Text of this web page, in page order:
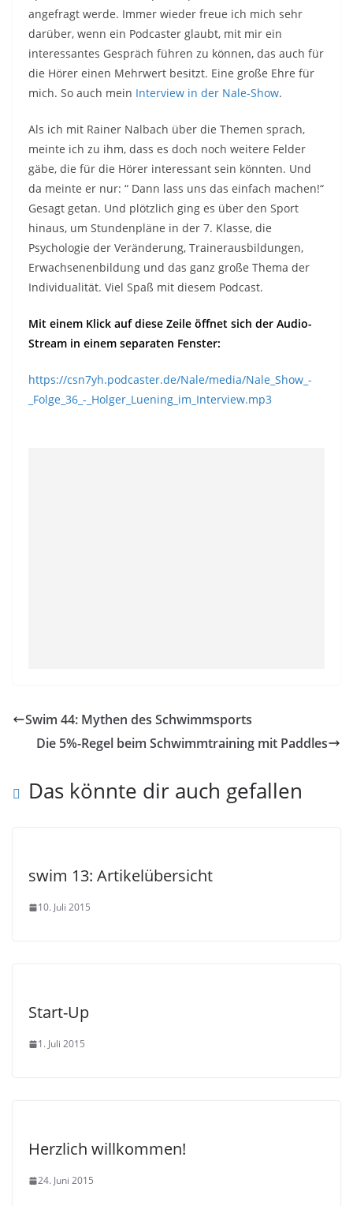
angefragt werde. Immer wieder freue ich mich sehr
darüber, wenn ein Podcaster glaubt, mit mir ein
interessantes Gespräch führen zu können, das auch für
die Hörer einen Mehrwert besitzt. Eine große Ehre für
mich. So auch mein Interview in der Nale-Show.
Als ich mit Rainer Nalbach über die Themen sprach,
meinte ich zu ihm, dass es doch noch weitere Felder
gäbe, die für die Hörer interessant sein könnten. Und
da meinte er nur: “ Dann lass uns das einfach machen!“
Gesagt getan. Und plötzlich ging es über den Sport
hinaus, um Stundenpläne in der 7. Klasse, die
Psychologie der Veränderung, Trainerausbildungen,
Erwachsenenbildung und das ganz große Thema der
Individualität. Viel Spaß mit diesem Podcast.
Mit einem Klick auf diese Zeile öffnet sich der Audio-
Stream in einem separaten Fenster:
https://csn7yh.podcaster.de/Nale/media/Nale_Show_-
_Folge_36_-_Holger_Luening_im_Interview.mp3
Swim 44: Mythen des Schwimmsports
Die 5%-Regel beim Schwimmtraining mit Paddles
Das könnte dir auch gefallen
swim 13: Artikelübersicht
10. Juli 2015
Start-Up
1. Juli 2015
Herzlich willkommen!
24. Juni 2015